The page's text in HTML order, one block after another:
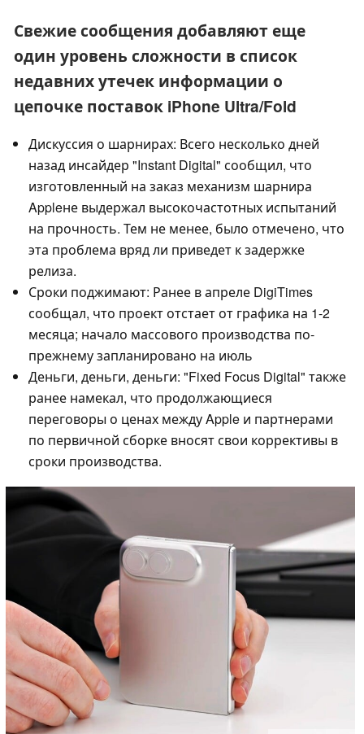
Свежие сообщения добавляют еще
один уровень сложности в список
недавних утечек информации о
цепочке поставок iPhone Ultra/Fold
Дискуссия о шарнирах: Всего несколько дней
назад инсайдер "Instant Digital" сообщил, что
изготовленный на заказ механизм шарнира
Appleне выдержал высокочастотных испытаний
на прочность. Тем не менее, было отмечено, что
эта проблема вряд ли приведет к задержке
релиза.
Сроки поджимают: Ранее в апреле DigiTimes
сообщал, что проект отстает от графика на 1-2
месяца; начало массового производства по-
прежнему запланировано на июль
Деньги, деньги, деньги: "Fixed Focus Digital" также
ранее намекал, что продолжающиеся
переговоры о ценах между Apple и партнерами
по первичной сборке вносят свои коррективы в
сроки производства.